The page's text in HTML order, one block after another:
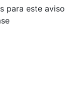
para este aviso